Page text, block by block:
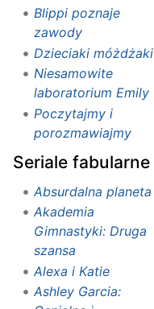
Blippi poznaje
zawody
Dzieciaki móżdżaki
Niesamowite
laboratorium Emily
Poczytajmy i
porozmawiajmy
Seriale fabularne
Absurdalna planeta
Akademia
Gimnastyki: Druga
szansa
Alexa i Katie
Ashley Garcia: